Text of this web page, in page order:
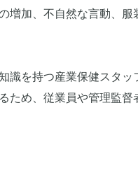
増加、不自然な言動、
識を持つ産業保健スタ
ため、従業員や管理監